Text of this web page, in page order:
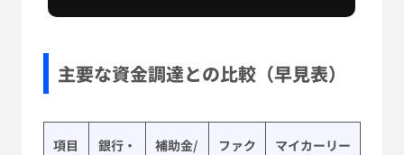
主要な資金調達との比較（早見表）
項目
銀行・
補助金/
ファク
マイカーリー